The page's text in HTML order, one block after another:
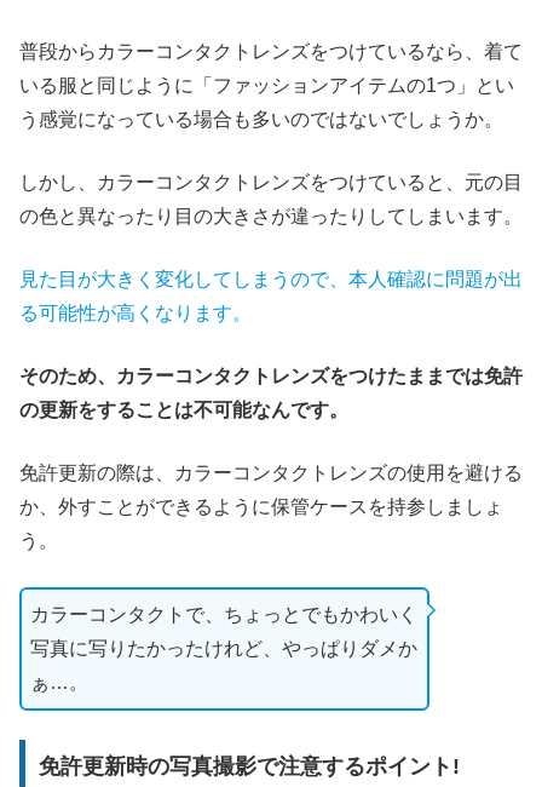
普段からカラーコンタクトレンズをつけているなら、着て
いる服と同じように「ファッションアイテムの1つ」とい
う感覚になっている場合も多いのではないでしょうか。
しかし、カラーコンタクトレンズをつけていると、元の目
の色と異なったり目の大きさが違ったりしてしまいます。
見た目が大きく変化してしまうので、本人確認に問題が出
る可能性が高 くなります。
そのため、カラーコンタクトレンズをつけたままでは免許
の更新をすることは不可能なんです。
免許更新の際は、カラーコンタクトレンズの使用を避ける
か、外すことができるように保管ケースを持参しましょ
う。
カラーコンタクトで、ちょっとでもかわいく
写真に写りたかったけれど、やっぱりダメか
ぁ…。
免許更新時の写真撮影で注意するポイント!